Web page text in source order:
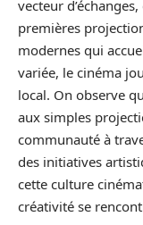
vecteur
premières
modernes qui
variée, le cinéma
local. On observe
aux simples
communauté à
des initiatives
cette culture
créativité se